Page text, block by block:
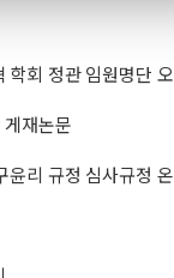
학회 정관 임원명단
재논문
윤리 규정 심사규정